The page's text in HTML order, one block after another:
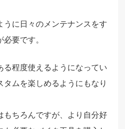
うに日々のメンテナンスをす
要です。
る程度使えるようになってい
タムを楽しめるようにもなり
もちろんですが、より自分好